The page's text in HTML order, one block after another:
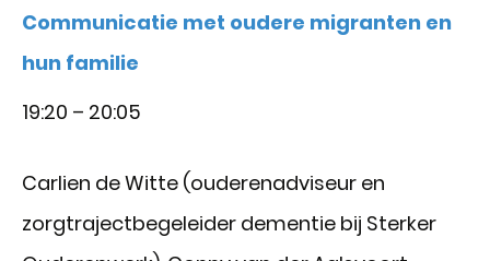
Communicatie met oudere migranten en
hun familie
19:20 – 20:05
Carlien de Witte (ouderenadviseur en
zorgtrajectbegeleider dementie bij Sterker